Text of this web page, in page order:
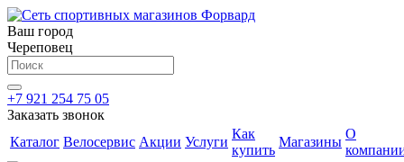
Ваш город
Череповец
+7 921 254 75 05
Заказать звонок
Каталог Велосервис Акции Услуги
Как
купить
Магазины
О